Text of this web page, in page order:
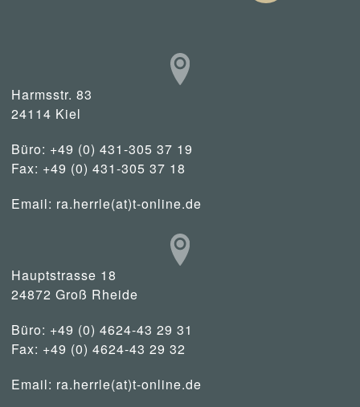
Harmsstr. 83
24114 Kiel
Büro: +49 (0) 431-305 37 19
Fax: +49 (0) 431-305 37 18
Email: ra.herrle(at)t-online.de
Hauptstrasse 18
24872 Groß Rheide
Büro: +49 (0) 4624-43 29 31
Fax: +49 (0) 4624-43 29 32
Email: ra.herrle(at)t-online.de